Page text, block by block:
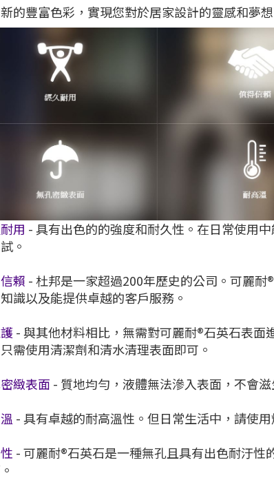
的豐富色彩，實現您對於居家設計的靈感和夢
用 - 具有出色的的強度和耐久性。在日常使用
。
賴 - 杜邦是一家超過200年歷史的公司。可麗
識以及能提供卓越的客戶服務。
- 與其他材料相比，無需對可麗耐®石英石表
需使用清潔劑和清水清理表面即可。
緻表面 - 質地均勻，液體無法滲入表面，不會
- 具有卓越的耐高溫性。但日常生活中，請使
- 可麗耐®石英石是一種無孔且具有出色耐汙